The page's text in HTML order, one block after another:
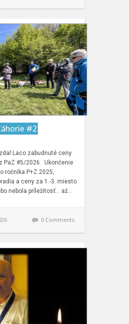
#2
Laco zabudnuté ceny
PaZ #5/2026. Ukončenie
ročníka P+Z 2025,
a ceny za 1.-3. miesto
nebola príležitosť… až…
0 Comments